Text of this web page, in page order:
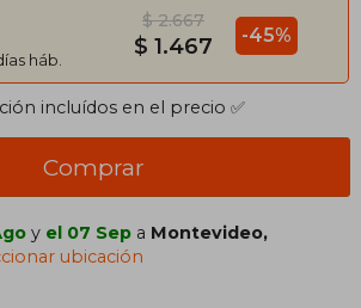
háb.
$ 2.667
$ 1.467 -45%
incluídos en el precio ✅
Comprar
y el 07 Sep a Montevideo,
ubicación